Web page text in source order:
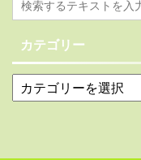
カテゴリー